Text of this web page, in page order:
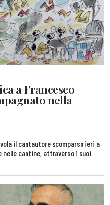
a Francesco
nella
il cantautore scomparso ieri a
nelle cantine, attraverso i suoi